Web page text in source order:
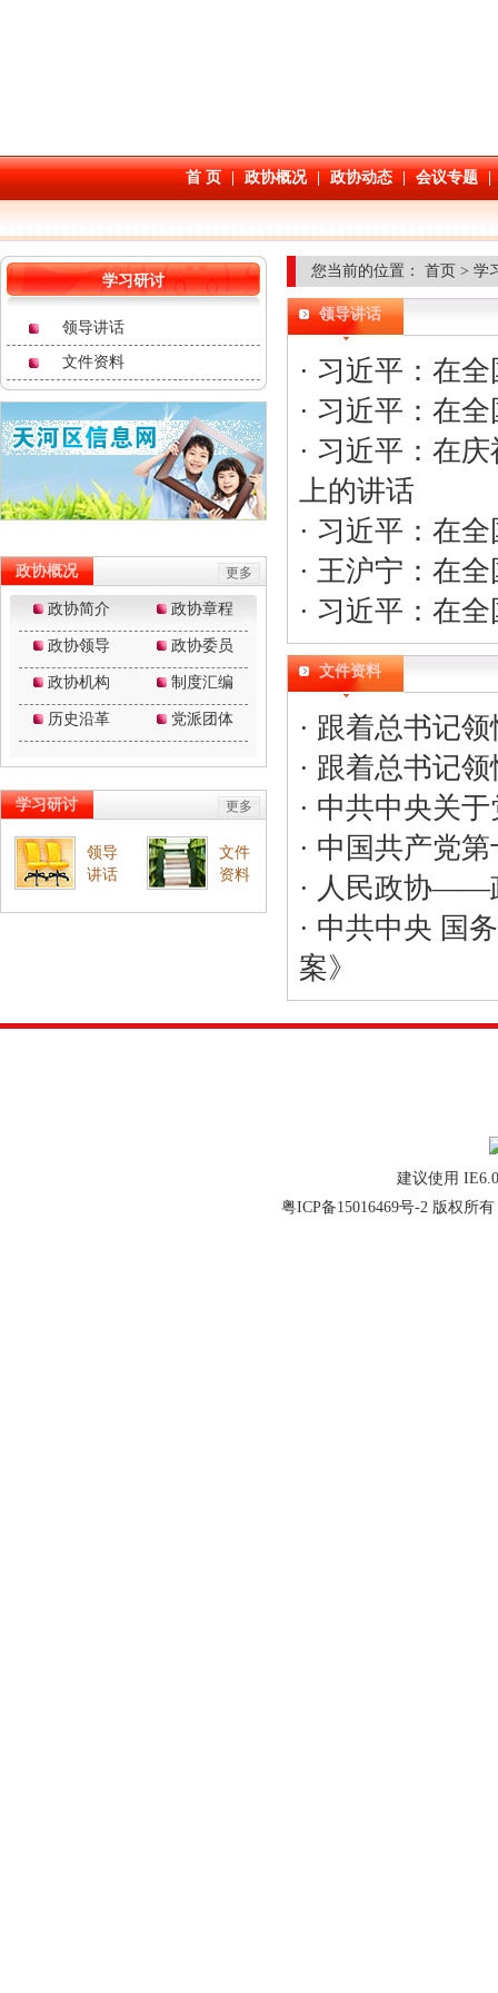
学习研讨
领导讲话
文件资料
您当前的位置： 首页 > 学
领导讲话
· 习近平：在
· 习近平：在
· 习近平：在
上的讲话
· 习近平：在
· 王沪宁：在
· 习近平：在
文件资料
· 跟着总书记
· 跟着总书记
· 中共中央关
· 中国共产党
· 人民政协——
· 中共中央 国
案》